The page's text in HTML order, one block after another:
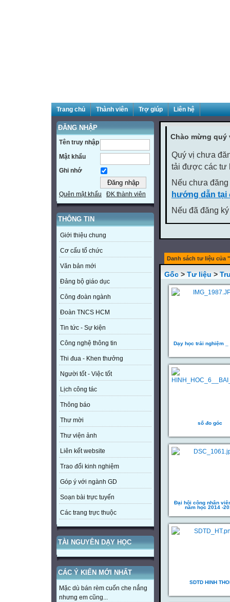
Trang chủ Thành viên Trợ giúp Liên hệ
ĐĂNG NHẬP
Tên truy nhập
Mật khẩu
Ghi nhớ
Quên mật khẩu ĐK thành viên
THÔNG TIN
Giới thiệu chung
Cơ cấu tổ chức
Văn bản mới
Đảng bộ giáo dục
Công đoàn ngành
Đoàn TNCS HCM
Tin tức - Sự kiện
Công nghệ thông tin
Thi đua - Khen thưởng
Người tốt - Việc tốt
Lịch công tác
Thông báo
Thư mời
Thư viện ảnh
Liên kết website
Trao đổi kinh nghiệm
Góp ý với ngành GD
Soạn bài trực tuyến
Các trang trực thuộc
TÀI NGUYÊN DẠY HỌC
CÁC Ý KIẾN MỚI NHẤT
Mặc dù bán rèm cuốn che nắng
nhưng em cũng...
Chào mừng
Quý vị chưa
tải được các tư
Nếu chưa
hướng dẫn tại
Nếu đã đăng
Danh sách tư liệu của
Gốc > Tư liệu >
Dạy học trải nghiệm _
số đo góc
Đại hội công nhân
năm học 2014 -
SDTD HINH